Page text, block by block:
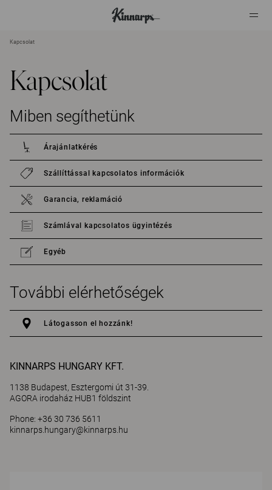
Kapcsolat
Kapcsolat
Miben segíthetünk
Árajánlatkérés
Szállíttással kapcsolatos információk
Garancia, reklamáció
Számlával kapcsolatos ügyintézés
Egyéb
További elérhetőségek
Látogasson el hozzánk!
KINNARPS HUNGARY KFT.
1138 Budapest, Esztergomi út 31-39.
AGORA irodaház HUB1 földszint
Phone: +36 30 736 5611
kinnarps.hungary@kinnarps.hu